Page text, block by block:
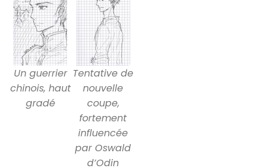
Un guerrier
chinois, haut
gradé
Tentative de
nouvelle
coupe,
fortement
influencée
par Oswald
d’Odin